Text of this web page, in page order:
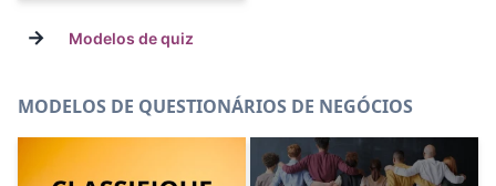
→ Modelos de quiz
MODELOS DE QUESTIONÁRIOS DE NEGÓCIOS